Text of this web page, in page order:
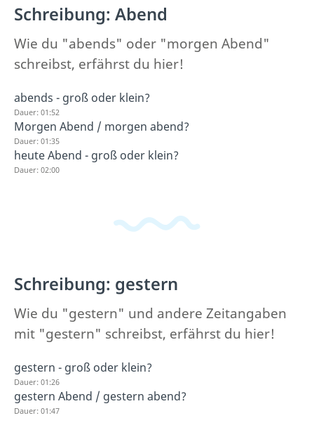
Schreibung: Abend
Wie du "abends" oder "morgen Abend"
schreibst, erfährst du hier!
abends - groß oder klein?
Dauer: 01:52
Morgen Abend / morgen abend?
Dauer: 01:35
heute Abend - groß oder klein?
Dauer: 02:00
Schreibung: gestern
Wie du "gestern" und andere Zeitangaben
mit "gestern" schreibst, erfährst du hier!
gestern - groß oder klein?
Dauer: 01:26
gestern Abend / gestern abend?
Dauer: 01:47